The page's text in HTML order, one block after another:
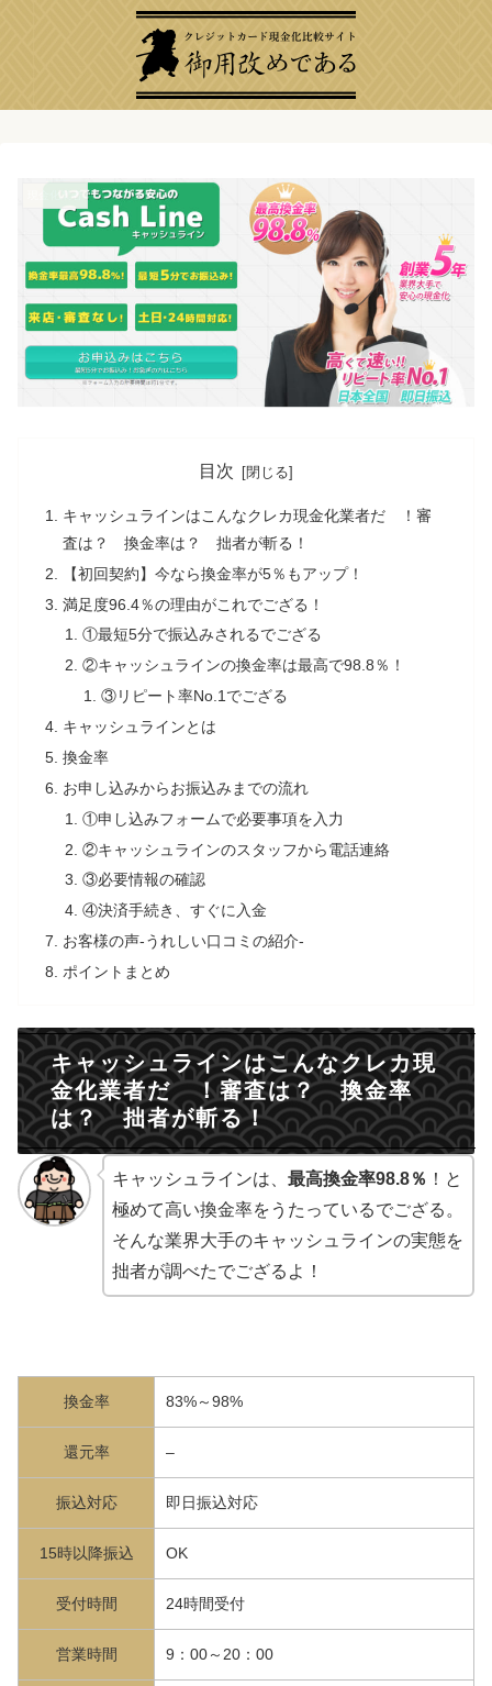
現金化業者
目次
キャッシュラインはこんなクレカ現金化業者だ ！審
査は？ 換金率は？ 拙者が斬る！
【初回契約】今なら換金率が5％もアップ！
満足度96.4％の理由がこれでござる！
①最短5分で振込みされるでござる
②キャッシュラインの換金率は最高で98.8％！
③リピート率No.1でござる
キャッシュラインとは
換金率
お申し込みからお振込みまでの流れ
①申し込みフォームで必要事項を入力
②キャッシュラインのスタッフから電話連絡
③必要情報の確認
④決済手続き、すぐに入金
お客様の声-うれしい口コミの紹介-
ポイントまとめ
キャッシュラインはこんなクレカ現
金化業者だ ！審査は？ 換金率
は？ 拙者が斬る！
キャッシュラインは、 最高換金率98.8％ ！と
極めて高い換金率をうたっているでござる。
そんな業界大手のキャッシュラインの実態を
拙者が調べたでござるよ！
換金率 83%～98%
還元率 –
振込対応 即日振込対応
15時以降振込 OK
受付時間 24時間受付
営業時間 9：00～20：00